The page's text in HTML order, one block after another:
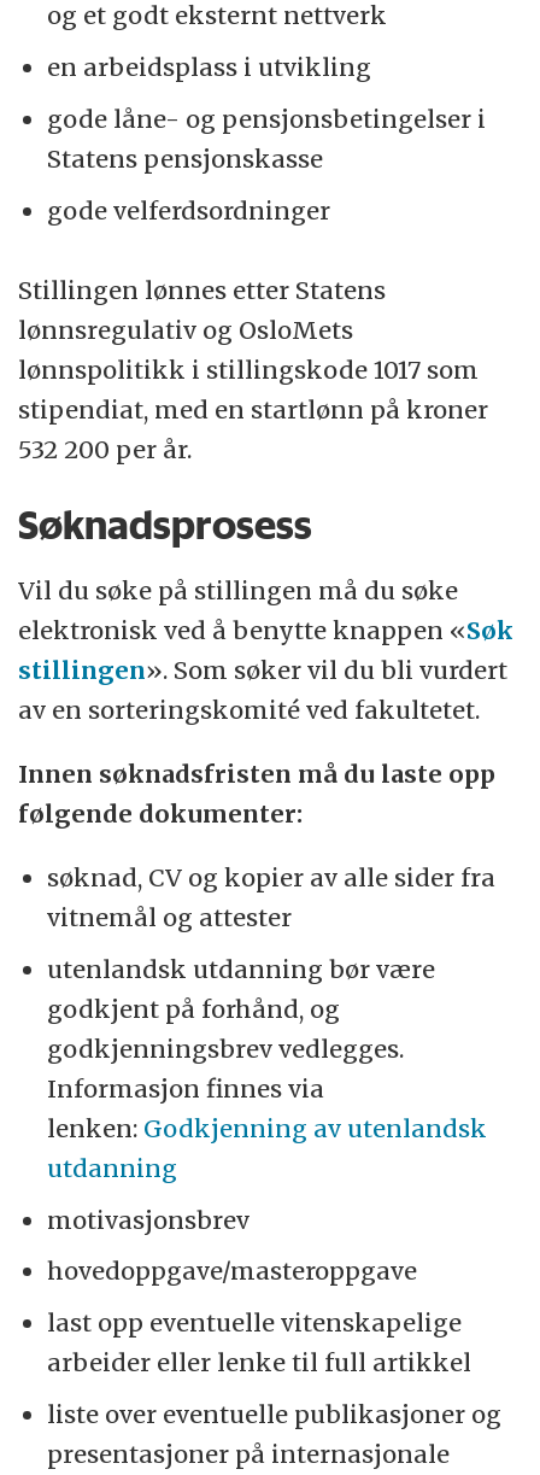
og et godt eksternt nettverk
en arbeidsplass i utvikling
gode låne- og pensjonsbetingelser i
Statens pensjonskasse
gode velferdsordninger
Stillingen lønnes etter Statens
lønnsregulativ og OsloMets
lønnspolitikk i stillingskode 1017 som
stipendiat, med en startlønn på kroner
532 200 per år.
Søknadsprosess
Vil du søke på stillingen må du søke
elektronisk ved å benytte knappen «Søk
stillingen». Som søker vil du bli vurdert
av en sorteringskomité ved fakultetet.
Innen søknadsfristen må du laste opp
følgende dokumenter:
søknad, CV og kopier av alle sider fra
vitnemål og attester
utenlandsk utdanning bør være
godkjent på forhånd, og
godkjenningsbrev vedlegges.
Informasjon finnes via
lenken: Godkjenning av utenlandsk
utdanning
motivasjonsbrev
hovedoppgave/masteroppgave
last opp eventuelle vitenskapelige
arbeider eller lenke til full artikkel
liste over eventuelle publikasjoner og
presentasjoner på internasjonale